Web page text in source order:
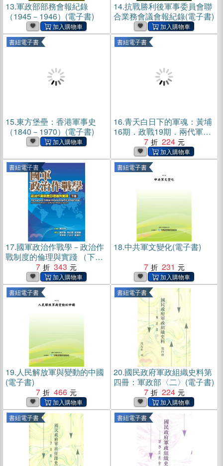
13.軍政部部務會報紀錄
（1945－1946）(電子書)
14.抗戰勝利後軍事委員會聯
合業務會議會報紀錄(電子書)
書紐電子書
15.東方堡壘：香港軍事史
（1840－1970）(電子書)
書紐電子書
16.青天白日下的軍魂：黃埔
16期．政戰19期．兩代軍人
魂(電子書)
7 224
書紐電子書
17.國軍政治作戰學－政治作
戰制度的倫理與實踐 （下
冊）(電子書)
7 343
書紐電子書
18.中共軍文變化(電子書)
7
231
書紐電子書
19.人民解放軍與變動的中國
(電子書)
7
466
書紐電子書
20.國民政府軍政組織史料第
四冊：軍政部〈二〉(電子書)
7
224
書紐電子書 書紐電子書